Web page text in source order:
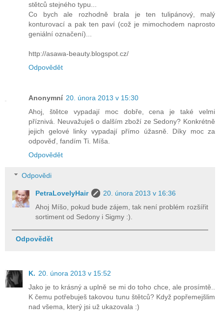
stětců stejného typu...
Co bych ale rozhodně brala je ten tulipánový, malý
konturovací a pak ten paví (což je mimochodem naprosto
geniální označení)...
http://asawa-beauty.blogspot.cz/
Odpovědět
Anonymní 20. února 2013 v 15:30
Ahoj, štětce vypadají moc dobře, cena je také velmi
příznivá. Neuvažuješ o dalším zboží ze Sedony? Konkrétně
jejich gelové linky vypadají přímo úžasně. Díky moc za
odpověď, fandím Ti. Míša.
Odpovědět
Odpovědi
PetraLovelyHair
20. února 2013 v 16:36
Ahoj Míšo, pokud bude zájem, tak není problém rozšířit
sortiment od Sedony i Sigmy :).
Odpovědět
K. 20. února 2013 v 15:52
Jako je to krásný a uplně se mi do toho chce, ale prosímtě..
K čemu potřebuješ takovou tunu štětců? Když popřemejšlim
nad všema, který jsi už ukazovala :)